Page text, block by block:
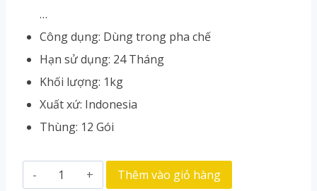
…
Công dụng: Dùng trong pha chế
Hạn sử dụng: 24 Tháng
Khối lượng: 1kg
Xuất xứ: Indonesia
Thùng: 12 Gói
Thêm vào giỏ hàng